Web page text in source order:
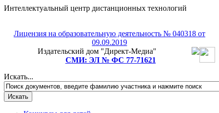
Интеллектуальный центр дистанционных технологий
Лицензия на образовательную деятельность № 040318 от
09.09.2019
Издательский дом "Директ-Медиа"
СМИ: ЭЛ № ФС 77-71621
Искать...
Подпишитесь на рассылку и мы подарим Вам
бесплатное участие в любом педагогическом или
детском конкурсе на выбор!